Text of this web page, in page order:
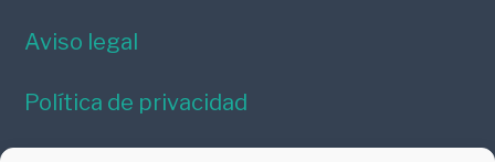
Aviso legal
Política de privacidad